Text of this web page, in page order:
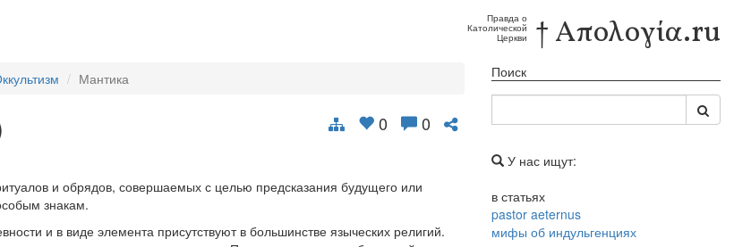
Правда о
Католической
Церкви † Απολογία.ru
Мантика
0 0
и обрядов, совершаемых с целью предсказания будущего или
знакам.
и в виде элемента присутствуют в большинстве языческих религий.
Поиск
У нас ищут:
в статьях
pastor aeternus
мифы об индульгенциях